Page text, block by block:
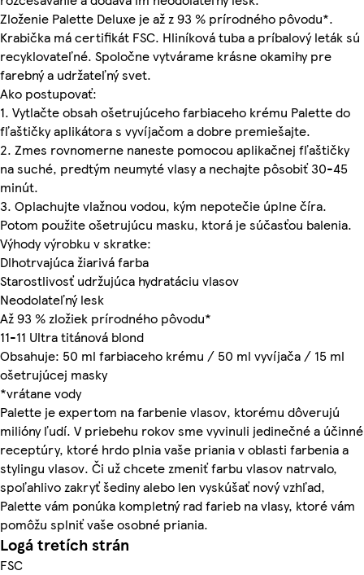
Zloženie Palette Deluxe je až z 93 % prírodného pôvodu*.
Krabička má certifikát FSC. Hliníková tuba a príbalový leták sú
recyklovateľné. Spoločne vytvárame krásne okamihy pre
farebný a udržateľný svet.
Ako postupovať:
1. Vytlačte obsah ošetrujúceho farbiaceho krému Palette do
fľaštičky aplikátora s vyvíjačom a dobre premiešajte.
2. Zmes rovnomerne naneste pomocou aplikačnej fľaštičky
na suché, predtým neumyté vlasy a nechajte pôsobiť 30-45
minút.
3. Oplachujte vlažnou vodou, kým nepotečie úplne číra.
Potom použite ošetrujúcu masku, ktorá je súčasťou balenia.
Výhody výrobku v skratke:
Dlhotrvajúca žiarivá farba
Starostlivosť udržujúca hydratáciu vlasov
Neodolateľný lesk
Až 93 % zložiek prírodného pôvodu*
11-11 Ultra titánová blond
Obsahuje: 50 ml farbiaceho krému / 50 ml vyvíjača / 15 ml
ošetrujúcej masky
*vrátane vody
Palette je expertom na farbenie vlasov, ktorému dôverujú
milióny ľudí. V priebehu rokov sme vyvinuli jedinečné a účinné
receptúry, ktoré hrdo plnia vaše priania v oblasti farbenia a
stylingu vlasov. Či už chcete zmeniť farbu vlasov natrvalo,
spoľahlivo zakryť šediny alebo len vyskúšať nový vzhľad,
Palette vám ponúka kompletný rad farieb na vlasy, ktoré vám
pomôžu splniť vaše osobné priania.
Logá tretích strán
FSC